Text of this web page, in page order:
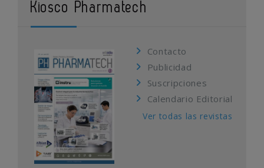
Kiosco Pharmatech
Contacto
Publicidad
Suscripciones
Calendario Editorial
Ver todas las revistas